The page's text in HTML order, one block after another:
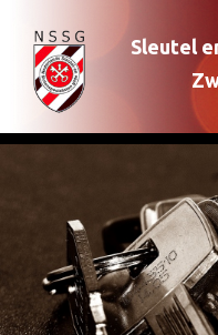
Sleutel